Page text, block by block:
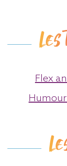
Flex